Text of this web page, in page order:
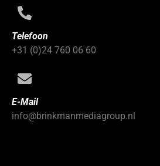
Telefoon
+31 (0)24 760 06 60
E-Mail
info@brinkmanmediagroup.nl